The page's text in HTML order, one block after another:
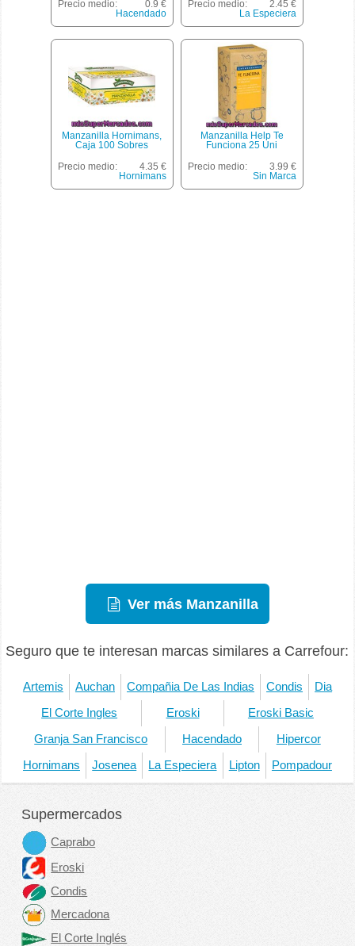
Precio medio:
0.9 €
Hacendado
Precio medio:
2.45 €
La Especiera
Manzanilla Hornimans,
Caja 100 Sobres
Precio medio:
4.35 €
Hornimans
Manzanilla Help Te
Funciona 25 Uni
Precio medio:
3.99 €
Sin Marca
Ver más Manzanilla
Seguro que te interesan marcas similares a Carrefour:
Artemis Auchan Compañia De Las Indias Condis Dia
El Corte Ingles Eroski Eroski Basic
Granja San Francisco Hacendado Hipercor
Hornimans Josenea La Especiera Lipton Pompadour
Supermercados
Caprabo
Eroski
Condis
Mercadona
El Corte Inglés